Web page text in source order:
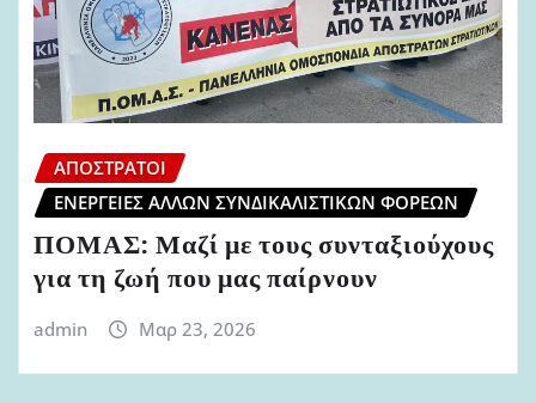
ΑΠΌΣΤΡΑΤΟΙ
ΕΝΈΡΓΕΙΕΣ ΆΛΛΩΝ ΣΥΝΔΙΚΑΛΙΣΤΙΚΏΝ ΦΟΡΈΩΝ
ΠΟΜΑΣ: Μαζί με τους συνταξιούχους
για τη ζωή που μας παίρνουν
admin Μαρ 23, 2026